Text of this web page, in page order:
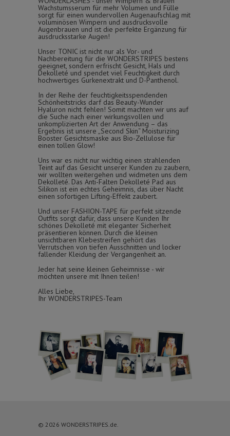
Wachstumsserum für mehr Volumen und Fülle
sorgt für einen wundervollen Augenaufschlag mit
voluminösen Wimpern und ausdrucksvolle
Augenbrauen und ist die perfekte Ergänzung für
ausdrucksstarke Augen!
Unser TONIC ist nicht nur als Vor- und
Nachbereitung für die WONDERSTRIPES bestens
geeignet, sondern erfrischt Gesicht, Hals und
Dekolleté und spendet viel Feuchtigkeit durch
hochwertiges Gurkenextrakt und D-Panthenol.
In der Reihe der feuchtigkeitsspendenden
Schönheitstricks darf das Beauty-Wunder
Hyaluron nicht fehlen! Somit machten wir uns auf
die Suche nach einer wirkungsvollen und
unkomplizierten Art der Anwendung – das
Ergebnis ist unsere „Second Skin“ Moisturizing
Booster Gesichtsmaske aus Bio-Zellulose für
einen tollen Glow!
Uns war es nicht nur wichtig einen strahlenden
Teint auf das Gesicht unserer Kunden zu zaubern,
wir wollten weitergehen und widmeten uns dem
Dekolleté. Das Anti-Falten Dekolleté Pad aus
Silikon ist ein echtes Geheimnis, das über Nacht
einen sofortigen Lifting-Effekt zaubert.
Und unser FASHION-TAPE für perfekt sitzende
Outfits sorgt dafür, dass unsere Kunden Ihr
schönes Dekolleté mit eleganter Sicherheit
präsentieren können. Durch die kleinen
unsichtbaren Klebestreifen gehört das
Verrutschen von tiefen Ausschnitten und locker
fallender Kleidung der Vergangenheit an.
Jeder hat seine kleinen Geheimnisse - wir
möchten unsere mit Ihnen teilen!
Alles Liebe,
Ihr WONDERSTRIPES-Team
© 2026 WONDERSTRIPES.de.